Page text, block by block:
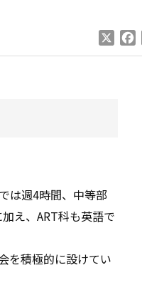
は週4時間、中等部
え、ART科も英語で
を積極的に設けてい